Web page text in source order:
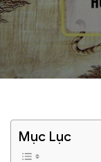
Mục Lục